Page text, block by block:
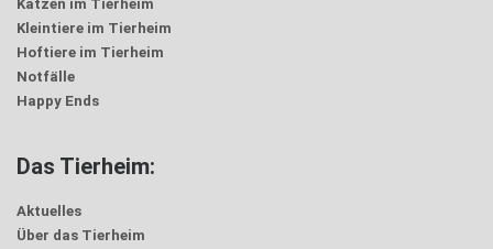
Katzen im Tierheim
Kleintiere im Tierheim
Hoftiere im Tierheim
Notfälle
Happy Ends
Das Tierheim:
Aktuelles
Über das Tierheim